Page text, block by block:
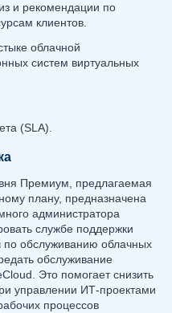
и рекомендации по
клиентов.
облачной
систем виртуальных
(SLA).
Премиум, предлагаемая
плану, предназначена
администратора
службе поддержки
по обслуживанию облачных
обслуживание
Это помогает снизить
управлении ИТ-проектами
процессов